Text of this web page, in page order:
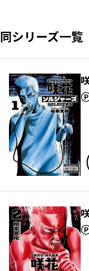
同シリーズ一覧
ポイント
ポイント